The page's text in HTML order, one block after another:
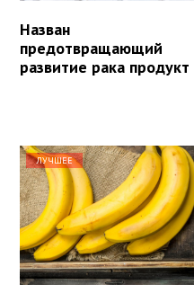
Назван
предотвращающий
развитие рака продукт
ЛУЧШЕЕ